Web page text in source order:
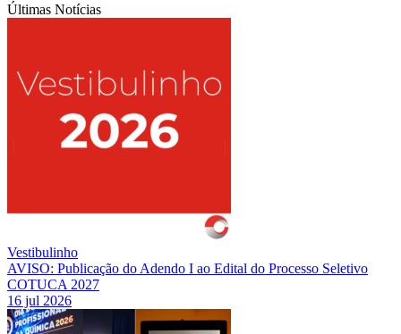
Últimas Notícias
Vestibulinho
AVISO: Publicação do Adendo I ao Edital do Processo Seletivo
COTUCA 2027
16 jul 2026